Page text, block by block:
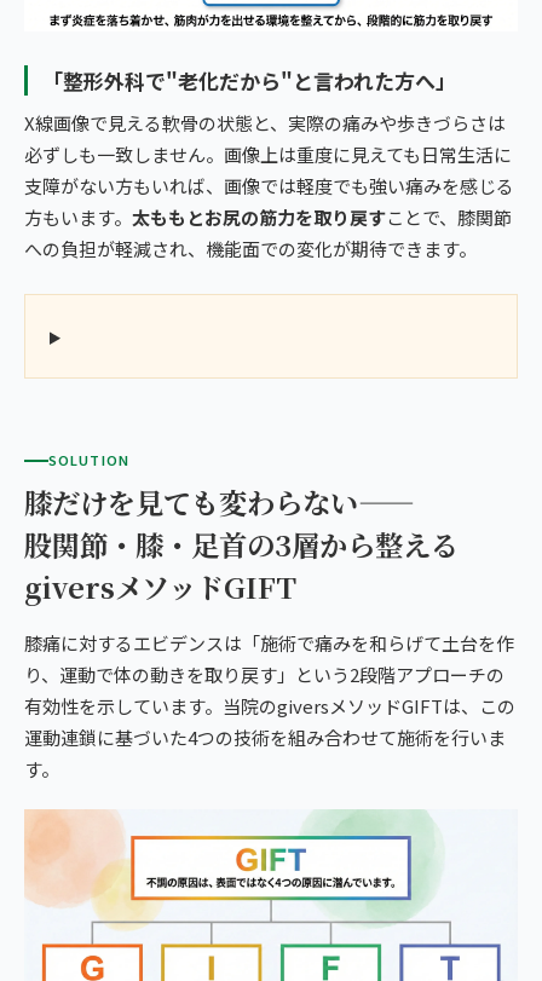
「整形外科で"老化だから"と言われた方へ」
X線画像で見える軟骨の状態と、実際の痛みや歩きづらさは
必ずしも一致しません。画像上は重度に見えても日常生活に
支障がない方もいれば、画像では軽度でも強い痛みを感じる
方もいます。 太ももとお尻の筋力を取り戻すことで、膝関節
への負担が軽減され、機能面での変化が期待できます。
SOLUTION
膝だけを見ても変わらない——
股関節・膝・足首の3層から整える
giversメソッドGIFT
膝痛に対するエビデンスは「施術で痛みを和らげて土台を作
り、運動で体の動きを取り戻す」という2段階アプローチの
有効性を示しています。当院のgiversメソッドGIFTは、この
運動連鎖に基づいた4つの技術を組み合わせて施術を行いま
す。